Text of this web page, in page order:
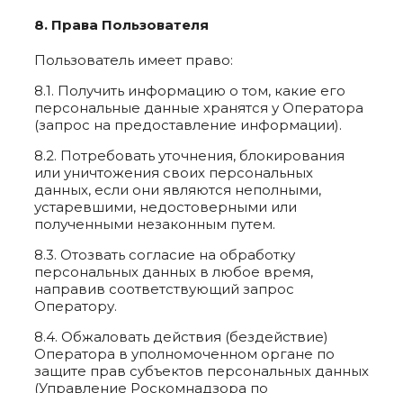
8. Права Пользователя
Пользователь имеет право:
8.1. Получить информацию о том, какие его
персональные данные хранятся у Оператора
(запрос на предоставление информации).
8.2. Потребовать уточнения, блокирования
или уничтожения своих персональных
данных, если они являются неполными,
устаревшими, недостоверными или
полученными незаконным путем.
8.3. Отозвать согласие на обработку
персональных данных в любое время,
направив соответствующий запрос
Оператору.
8.4. Обжаловать действия (бездействие)
Оператора в уполномоченном органе по
защите прав субъектов персональных данных
(Управление Роскомнадзора по